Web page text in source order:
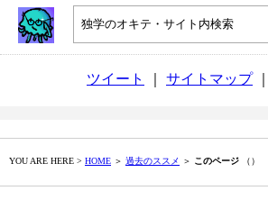
ツイート サイトマップ｜
YOU ARE HERE > HOME ＞ 過去のススメ ＞ このページ （）